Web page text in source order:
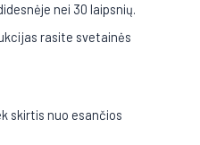
nei 30 laipsnių.
rasite svetainės
skirtis nuo esančios